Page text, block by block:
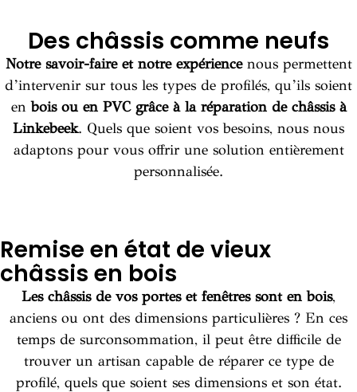
Des châssis comme neufs
Notre savoir-faire et notre expériencenous permettent
d’intervenir sur tous les types de profilés, qu’ils soient
enbois ou en PVC grâce à la réparation de châssis à
Linkebeek. Quels que soient vos besoins, nous nous
adaptons pour vous offrir une solution entièrement
personnalisée.
Remise en état de vieux
châssis en bois
Les châssis de vos portes et fenêtres sont en bois,
anciens ou ont des dimensions particulières ? En ces
temps de surconsommation, il peut être difficile de
trouver un artisan capable de réparer ce type de
profilé, quels que soient ses dimensions et son état.